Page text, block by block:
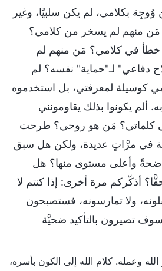
بكلامي، لم يكن سلبيًا، وغير
مَن منهم لم يسخر من كلامي؟
خطأ في كلامي؟ مَن منهم لم
دفاعي" لـ"حماية" نفسه؟ لم
كوسيلة لمعرفتي، بل استخدموه
ألم يكونوا بذلك يقاومونني
كلماتي؟ مَن هو روحي؟ طرحت
في مرَّاتٍ عديدة، ولكن هل سبق
وأعلى مستوى منها؟ هل
أذكّركم مرة أخرى: إذا كنتم لا
ولا تمارسونه، فستصبحون
تصيرون بالتأكيد ضحيَّة
ج. 1. ظهور الله وعمله. كلام الله إلى الكون بأسره،